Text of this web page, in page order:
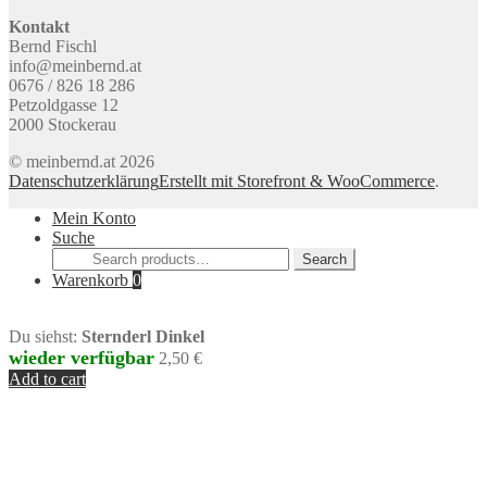
Kontakt
Bernd Fischl
info@meinbernd.at
0676 / 826 18 286
Petzoldgasse 12
2000 Stockerau
© meinbernd.at 2026
DatenschutzerklärungErstellt mit Storefront & WooCommerce.
Mein Konto
Suche
Search
for:
Search
Warenkorb 0
Du siehst: Sternderl Dinkel
wieder verfügbar 2,50 €
Add to cart